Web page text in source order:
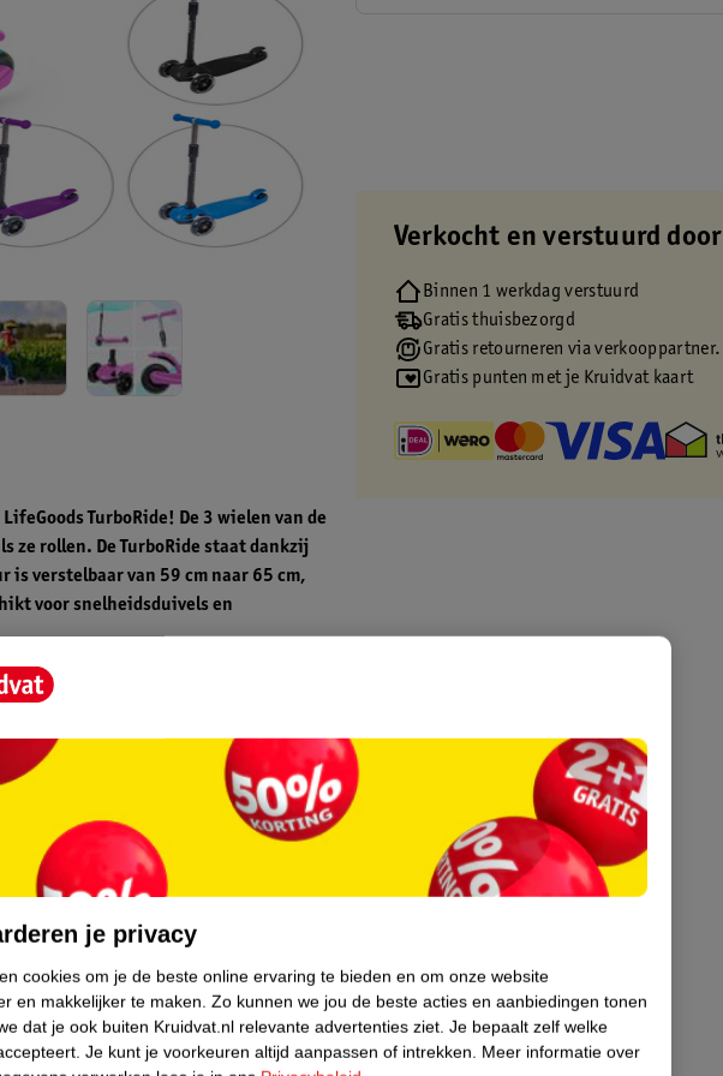
TurboRide! De 3 wielen van de
ze rollen. De TurboRide staat dankzij
is verstelbaar van 59 cm naar 65 cm,
voor snelheidsduivels en
PU-materiaal. Doordat de step twee
zijn/haar balans bewaren tijdens
wielen draaien geven ze een vrolijke
voor jou en voor anderen.
Verkocht en verstuurd door
Binnen 1 werkdag verstuurd
Gratis thuisbezorgd
Gratis retourneren via verkooppartner.
Gratis punten met je Kruidvat kaart
je privacy
cookies om je de beste online ervaring te bieden en om onze website
en makkelijker te maken. Zo kunnen we jou de beste acties en aanbiedingen tonen
dat je ook buiten Kruidvat.nl relevante advertenties ziet. Je bepaalt zelf welke
Je kunt je voorkeuren altijd aanpassen of intrekken. Meer informatie over